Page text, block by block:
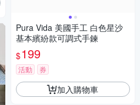
Pura Vida 美國手工 白色星沙
基本繽紛款可調式手鍊
$199
活動 券
加入購物車